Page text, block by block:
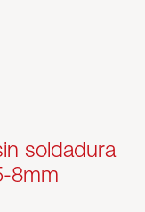
soldadura
8mm